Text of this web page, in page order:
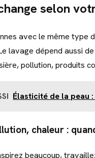
selon
avec le même type
lavage dépend aussi
pollution, produits
Élasticité de la peau
chaleur :
beaucoup,